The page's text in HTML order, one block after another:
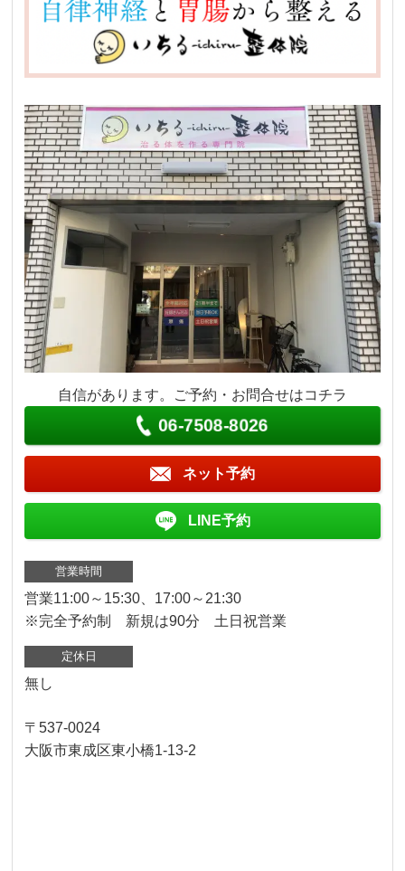
自信があります。ご予約・お問合せはコチラ
06-7508-8026
ネット予約
LINE予約
営業時間
営業11:00～15:30、17:00～21:30
※完全予約制 新規は90分 土日祝営業
定休日
無し
〒537-0024
大阪市東成区東小橋1-13-2